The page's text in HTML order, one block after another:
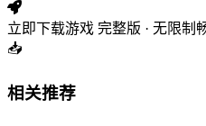
立即下载游戏 完整版 · 无限制
📥
相关推荐